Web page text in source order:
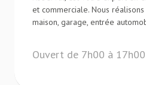
et commerciale. Nous
maison, garage, entrée
Ouvert de 7h00 à 17h00